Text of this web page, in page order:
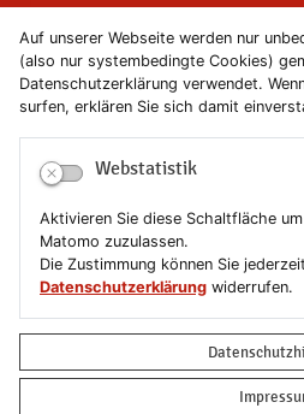
Auf unserer Webseite werden nur
(also nur systembedingte Cookies)
Datenschutzerklärung verwendet.
surfen, erklären Sie sich damit
Webstatistik
Aktivieren Sie diese Schaltfläche
Matomo zuzulassen.
Die Zustimmung können Sie
Datenschutzerklärung widerrufen.
Newsletter
Newsletterabmeldung
Impressum
Erklärung zur Barrierefreiheit